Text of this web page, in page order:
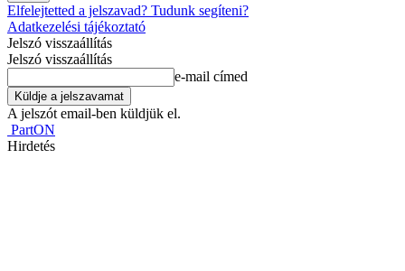
Elfelejtetted a jelszavad? Tudunk segíteni?
Adatkezelési tájékoztató
Jelszó visszaállítás
Jelszó visszaállítás
e-mail címed
A jelszót email-ben küldjük el.
PartON
Hirdetés